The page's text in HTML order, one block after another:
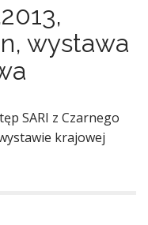
wystawa
SARI z Czarnego
krajowej